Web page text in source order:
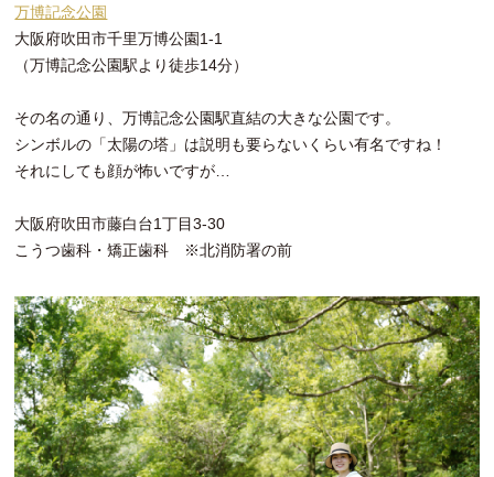
万博記念公園
大阪府吹田市千里万博公園1-1
（万博記念公園駅より徒歩14分）
その名の通り、万博記念公園駅直結の大きな公園です。
シンボルの「太陽の塔」は説明も要らないくらい有名ですね！
それにしても顔が怖いですが…
大阪府吹田市藤白台1丁目3-30
こうつ歯科・矯正歯科 ※北消防署の前